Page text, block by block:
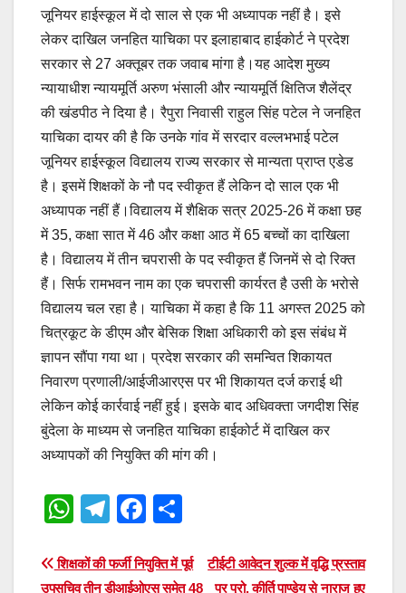
जूनियर हाईस्कूल में दो साल से एक भी अध्यापक नहीं है। इसे
लेकर दाखिल जनहित याचिका पर इलाहाबाद हाईकोर्ट ने प्रदेश
सरकार से 27 अक्तूबर तक जवाब मांगा है।यह आदेश मुख्य
न्यायाधीश न्यायमूर्ति अरुण भंसाली और न्यायमूर्ति क्षितिज शैलेंद्र
की खंडपीठ ने दिया है। रैपुरा निवासी राहुल सिंह पटेल ने जनहित
याचिका दायर की है कि उनके गांव में सरदार वल्लभभाई पटेल
जूनियर हाईस्कूल विद्यालय राज्य सरकार से मान्यता प्राप्त एडेड
है। इसमें शिक्षकों के नौ पद स्वीकृत हैं लेकिन दो साल एक भी
अध्यापक नहीं हैं।विद्यालय में शैक्षिक सत्र 2025-26 में कक्षा छह
में 35, कक्षा सात में 46 और कक्षा आठ में 65 बच्चों का दाखिला
है। विद्यालय में तीन चपरासी के पद स्वीकृत हैं जिनमें से दो रिक्त
हैं। सिर्फ रामभवन नाम का एक चपरासी कार्यरत है उसी के भरोसे
विद्यालय चल रहा है। याचिका में कहा है कि 11 अगस्त 2025 को
चित्रकूट के डीएम और बेसिक शिक्षा अधिकारी को इस संबंध में
ज्ञापन सौंपा गया था। प्रदेश सरकार की समन्वित शिकायत
निवारण प्रणाली/आईजीआरएस पर भी शिकायत दर्ज कराई थी
लेकिन कोई कार्रवाई नहीं हुई। इसके बाद अधिवक्ता जगदीश सिंह
बुंदेला के माध्यम से जनहित याचिका हाईकोर्ट में दाखिल कर
अध्यापकों की नियुक्ति की मांग की।
W
at
T
e
F
c
ar
Post
टीईटी आवेदन शुल्क में वृद्धि प्रस्ताव
पर प्रो. कीर्ति पाण्डेय से नाराज हुए
शिक्षकों की फर्जी नियुक्ति में पूर्व
उपसचिव तीन डीआईओएस समेत 48